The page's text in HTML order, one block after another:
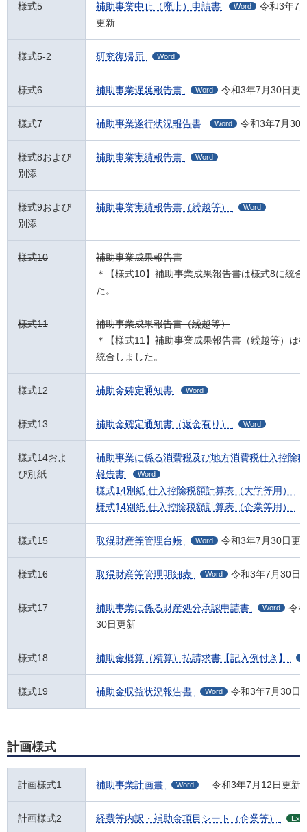
様式5 補助事業中止（廃止）申請書 Word
令和3年7
更新
様式5-2 研究復帰届 Word
様式6 補助事業遅延報告書 Word 令和3年7月30日更
様式7 補助事業遂行状況報告書 Word 令和3年7月30
様式8および
別添
補助事業実績報告書 Word
様式9および
別添
補助事業実績報告書（繰越等） Word
様式10
補助事業成果報告書
＊【様式10】補助事業成果報告書は様式8に統合
た。
様式11
補助事業成果報告書（繰越等）
＊【様式11】補助事業成果報告書（繰越等）は
統合しました。
様式12 補助金確定通知書 Word
様式13 補助金確定通知書（返金有り） Word
様式14およ
び別紙
補助事業に係る消費税及び地方消費税仕入控除
報告書
Word
様式14別紙 仕入控除税額計算表（大学等用）
様式14別紙 仕入控除税額計算表（企業等用）
様式15 取得財産等管理台帳 Word 令和3年7月30日更
様式16 取得財産等管理明細表 Word 令和3年7月30日
様式17 補助事業に係る財産処分承認申請書 Word
令
30日更新
様式18 補助金概算（精算）払請求書【記入例付き】
様式19 補助金収益状況報告書 Word 令和3年7月30日
計画様式
計画様式1 補助事業計画書 Word 令和3年7月12日更新
計画様式2 経費等内訳・補助金項目シート（企業等）